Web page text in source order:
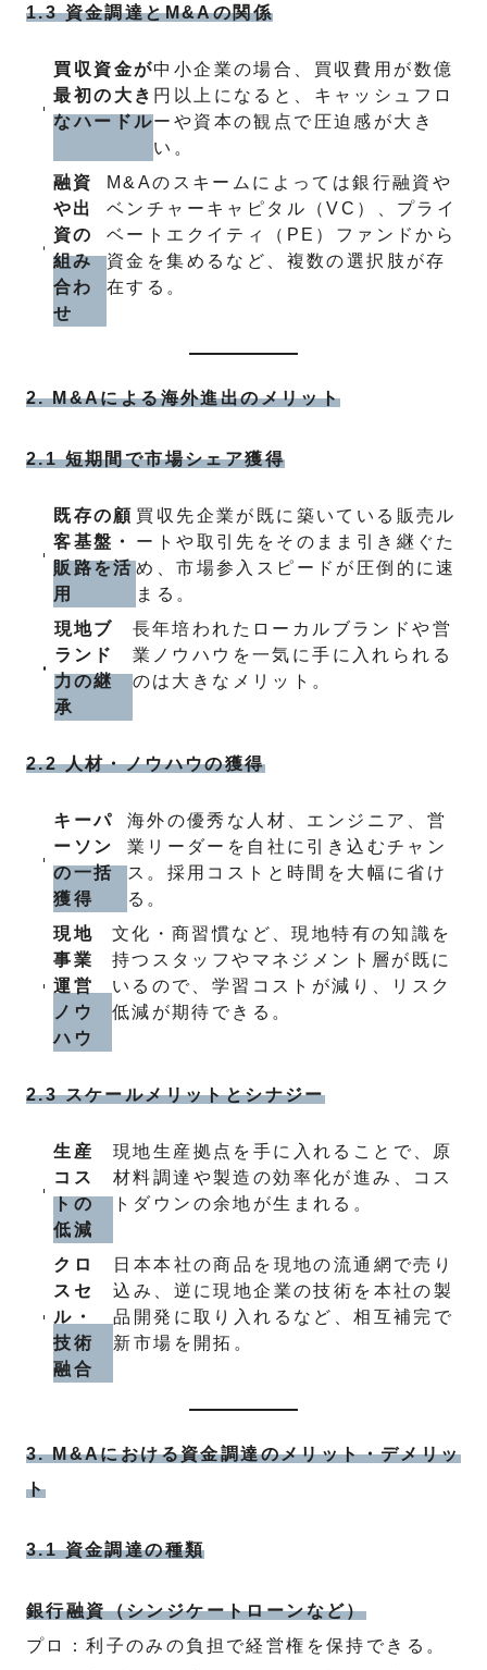
1.3 資金調達とM&Aの関係
買収資金が
最初の大き
なハードル
中小企業の場合、買収費用が数億
円以上になると、キャッシュフロ
ーや資本の観点で圧迫感が大き
い。
融資
や出
資の
組み
合わ
せ
M&Aのスキームによっては銀行融資や
ベンチャーキャピタル（VC）、プライ
ベートエクイティ（PE）ファンドから
資金を集めるなど、複数の選択肢が存
在する。
2. M&Aによる海外進出のメリット
2.1 短期間で市場シェア獲得
既存の顧
客基盤・
販路を活
用
買収先企業が既に築いている販売ル
ートや取引先をそのまま引き継ぐた
め、市場参入スピードが圧倒的に速
まる。
現地ブ
ランド
力の継
承
長年培われたローカルブランドや営
業ノウハウを一気に手に入れられる
のは大きなメリット。
2.2 人材・ノウハウの獲得
キーパ
ーソン
の一括
獲得
海外の優秀な人材、エンジニア、営
業リーダーを自社に引き込むチャン
ス。採用コストと時間を大幅に省け
る。
現地
事業
運営
ノウ
ハウ
文化・商習慣など、現地特有の知識を
持つスタッフやマネジメント層が既に
いるので、学習コストが減り、リスク
低減が期待できる。
2.3 スケールメリットとシナジー
生産
コス
トの
低減
現地生産拠点を手に入れることで、原
材料調達や製造の効率化が進み、コス
トダウンの余地が生まれる。
クロ
スセ
ル・
技術
融合
日本本社の商品を現地の流通網で売り
込み、逆に現地企業の技術を本社の製
品開発に取り入れるなど、相互補完で
新市場を開拓。
3. M&Aにおける資金調達のメリット・デメリッ
ト
3.1 資金調達の種類
銀行融資（シンジケートローンなど）
プロ：利子のみの負担で経営権を保持できる。